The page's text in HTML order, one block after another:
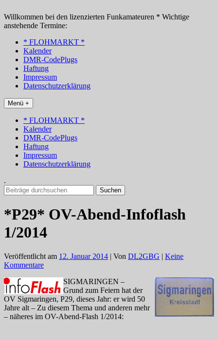
Inhalt
springen
Willkommen bei den lizenzierten Funkamateuren * Wichtige
anstehende Termine:
* FLOHMARKT *
Kalender
DMR-CodePlugs
Haftung
Impressum
Datenschutzerklärung
Menü +
* FLOHMARKT *
Kalender
DMR-CodePlugs
Haftung
Impressum
Datenschutzerklärung
.
Suchen
nach:
*P29* OV-Abend-Infoflash
1/2014
Veröffentlicht am 12. Januar 2014 | Von DL2GBG | Keine
Kommentare
SIGMARINGEN –
Grund zum Feiern hat der
OV Sigmaringen, P29, dieses Jahr: er wird 50
Jahre alt – Zu diesem Thema und anderen mehr
– näheres im OV-Abend-Flash 1/2014: